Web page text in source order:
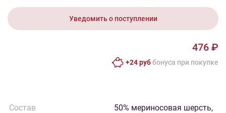
Уведомить о поступлении
476 ₽
+24 руббонусa при покупке
Состав
50% мериносовая шерсть,